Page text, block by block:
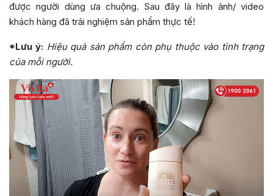
được người dùng ưa chuộng. Sau đây là hình ảnh/ video
khách hàng đã trải nghiệm sản phẩm thực tế!
*Lưu ý: Hiệu quả sản phẩm còn phụ thuộc vào tình trạng
của mỗi người.